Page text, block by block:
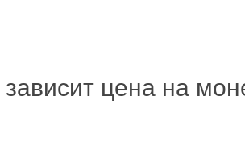
зависит цена на